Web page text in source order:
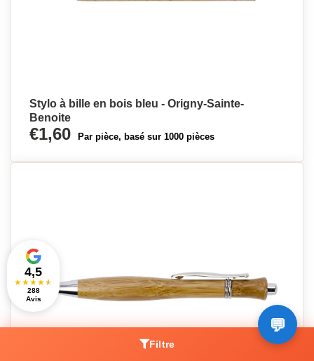
Stylo à bille en bois bleu - Origny-Sainte-
Benoite
€1,60 Par pièce, basé sur 1000 pièces
Filtre
4,5
★★★★★
288
Avis